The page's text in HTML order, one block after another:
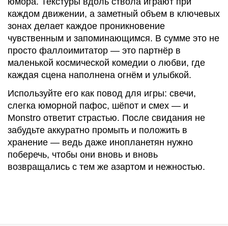
каждом движении, а заметный объем в ключевых
зонах делает каждое проникновение
чувственным и запоминающимся. В сумме это не
просто фаллоимитатор — это партнёр в
маленькой космической комедии о любви, где
каждая сцена наполнена огнём и улыбкой.
Используйте его как повод для игры: свечи,
слегка юморной пафос, шёпот и смех — и
Monstro ответит страстью. После свидания не
забудьте аккуратно промыть и положить в
хранение — ведь даже инопланетян нужно
поберечь, чтобы они вновь и вновь
возвращались с тем же азартом и нежностью.